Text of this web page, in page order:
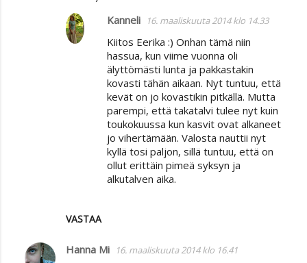
VASTAA
Kanneli 16. maaliskuuta 2014 klo 14.33
Kiitos Eerika :) Onhan tämä niin
hassua, kun viime vuonna oli
älyttömästi lunta ja pakkastakin
kovasti tähän aikaan. Nyt tuntuu, että
kevät on jo kovastikin pitkällä. Mutta
parempi, että takatalvi tulee nyt kuin
toukokuussa kun kasvit ovat alkaneet
jo vihertämään. Valosta nauttii nyt
kyllä tosi paljon, sillä tuntuu, että on
ollut erittäin pimeä syksyn ja
alkutalven aika.
Hanna Mi 16. maaliskuuta 2014 klo 16.41